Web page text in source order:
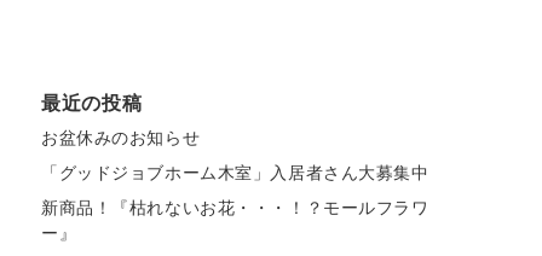
最近の投稿
お盆休みのお知らせ
「グッドジョブホーム木室」入居者さん大募集中
新商品！『枯れないお花・・・！？モールフラワ
ー』